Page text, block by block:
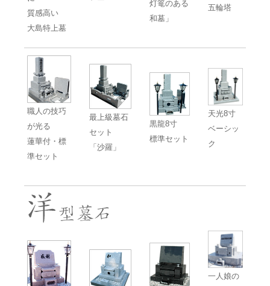
質感高い
大島特上墓
灯篭のある
和墓」
五輪塔
職人の技巧
が光る
蓮華付・標
準セット
最上級墓石
セット
「沙羅」
黒龍8寸
標準セット
天光8寸
ベーシッ
ク
一人娘の